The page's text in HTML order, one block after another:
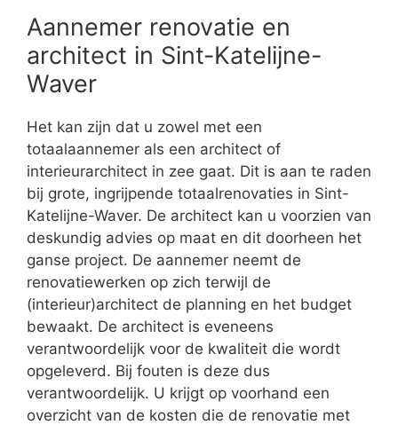
Aannemer renovatie en
architect in Sint-Katelijne-
Waver
Het kan zijn dat u zowel met een
totaalaannemer als een architect of
interieurarchitect in zee gaat. Dit is aan te raden
bij grote, ingrijpende totaalrenovaties in Sint-
Katelijne-Waver. De architect kan u voorzien van
deskundig advies op maat en dit doorheen het
ganse project. De aannemer neemt de
renovatiewerken op zich terwijl de
(interieur)architect de planning en het budget
bewaakt. De architect is eveneens
verantwoordelijk voor de kwaliteit die wordt
opgeleverd. Bij fouten is deze dus
verantwoordelijk. U krijgt op voorhand een
overzicht van de kosten die de renovatie met